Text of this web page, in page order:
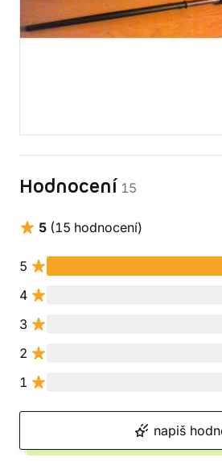
Hodnocení 15
5 (15 hodnocení)
5
4
3
2
1
napiš